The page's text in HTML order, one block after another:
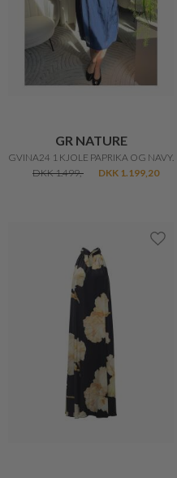
GR NATURE
GVINA24 1 KJOLE PAPRIKA OG NAVY.
DKK 1.499,-
DKK 1.199,20